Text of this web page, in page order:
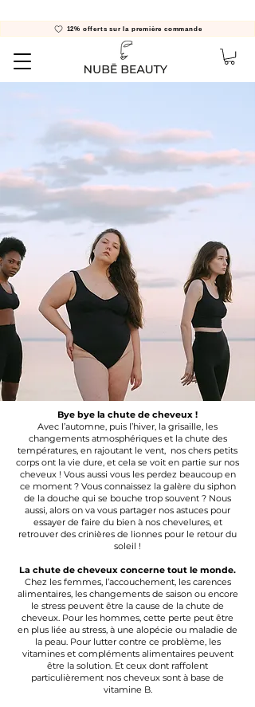
12% offerts sur la première commande
Bye bye la chute de cheveux !
Avec l’automne, puis l’hiver, la grisaille, les
changements atmosphériques et la chute des
températures, en rajoutant le vent, nos chers petits
corps ont la vie dure, et cela se voit en partie sur nos
cheveux! Vous aussi vous les perdez beaucoup en
ce moment ? Vous connaissez la galère du siphon
de la douche qui se bouche trop souvent ? Nous
aussi, alors on va vous partager nos astuces pour
essayer de faire du bien à nos chevelures, et
retrouver des crinières de lionnes pour le retour du
soleil !
La chute de cheveux concerne tout le monde.
Chez les femmes, l’accouchement, les carences
alimentaires, les changements de saison ou encore
le stress peuvent être la cause de la chute de
cheveux. Pour les hommes, cette perte peut être
en plus liée au stress, à une alopécie ou maladie de
la peau. Pour lutter contre ce problème, les
vitamines et compléments alimentaires peuvent
être la solution. Et ceux dont raffolent
particulièrement nos cheveux sont à base de
vitamine B.